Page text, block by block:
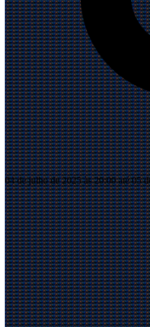
04 de julho de 2025 às 20:00 até 05